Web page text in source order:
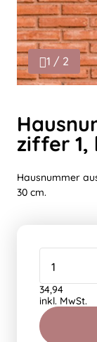
1 / 2
ziffer 1,
Hausnummer
30 cm.
34,94
inkl. MwSt.